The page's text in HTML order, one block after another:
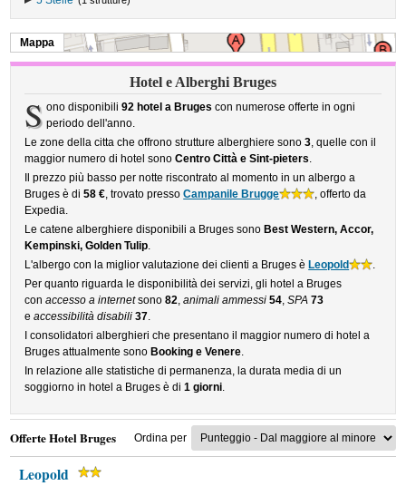
Mappa
Hotel e Alberghi Bruges
S ono disponibili 92 hotel a Bruges con numerose offerte in ogni
periodo dell'anno.
Le zone della citta che offrono strutture alberghiere sono3, quelle con il
maggior numero di hotel sonoCentro Città e Sint-pieters.
Il prezzo più basso per notte riscontrato al momento in un albergo a
Bruges è di58 €, trovato pressoCampanile Brugge
, offerto da
Expedia.
Le catene alberghiere disponibili a Bruges sono Best Western, Accor,
Kempinski, Golden Tulip.
L'albergo con la miglior valutazione dei clienti a Bruges è Leopold
.
Per quanto riguarda le disponibilità dei servizi, gli hotel a Bruges
conaccesso a internetsono82,animali ammessi 54,SPA 73
eaccessibilità disabili 37.
I consolidatori alberghieri che presentano il maggior numero di hotel a
Bruges attualmente sono Booking e Venere.
In relazione alle statistiche di permanenza, la durata media di un
soggiorno in hotel a Bruges è di1 giorni.
Offerte Hotel Bruges Ordina per
Leopold